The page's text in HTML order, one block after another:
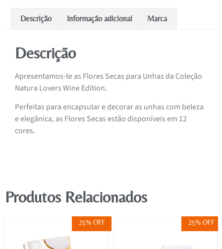
Descrição Informação adicional Marca
Descrição
Apresentamos-te as Flores Secas para Unhas da Coleção
Natura Lovers Wine Edition.
Perfeitas para encapsular e decorar as unhas com beleza
e elegânica, as Flores Secas estão disponíveis em 12
cores.
Produtos Relacionados
25% OFF 25% OFF